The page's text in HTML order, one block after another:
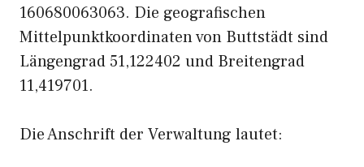
160680063063. Die geografischen
Mittelpunktkoordinaten von Buttstädt sind
Längengrad 51,122402 und Breitengrad
11,419701.
Die Anschrift der Verwaltung lautet: